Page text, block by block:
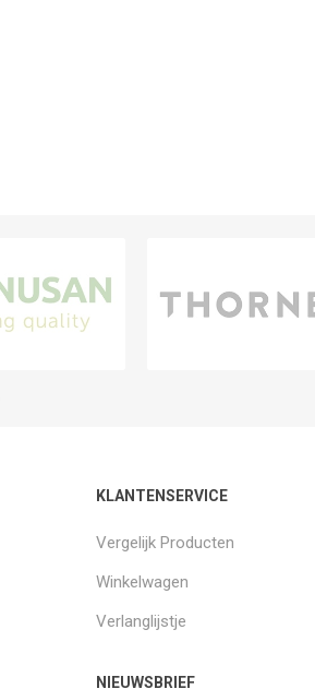
KLANTENSERVICE
Vergelijk Producten
Winkelwagen
Verlanglijstje
NIEUWSBRIEF